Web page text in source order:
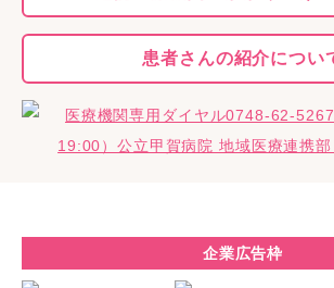
患者さんの紹介につい
企業広告枠